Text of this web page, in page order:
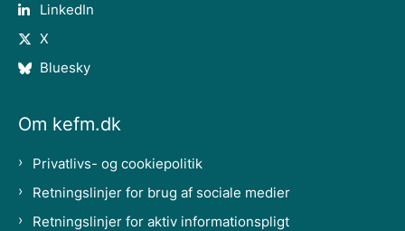
LinkedIn
X
Bluesky
Om kefm.dk
Privatlivs- og cookiepolitik
Retningslinjer for brug af sociale medier
Retningslinjer for aktiv informationspligt